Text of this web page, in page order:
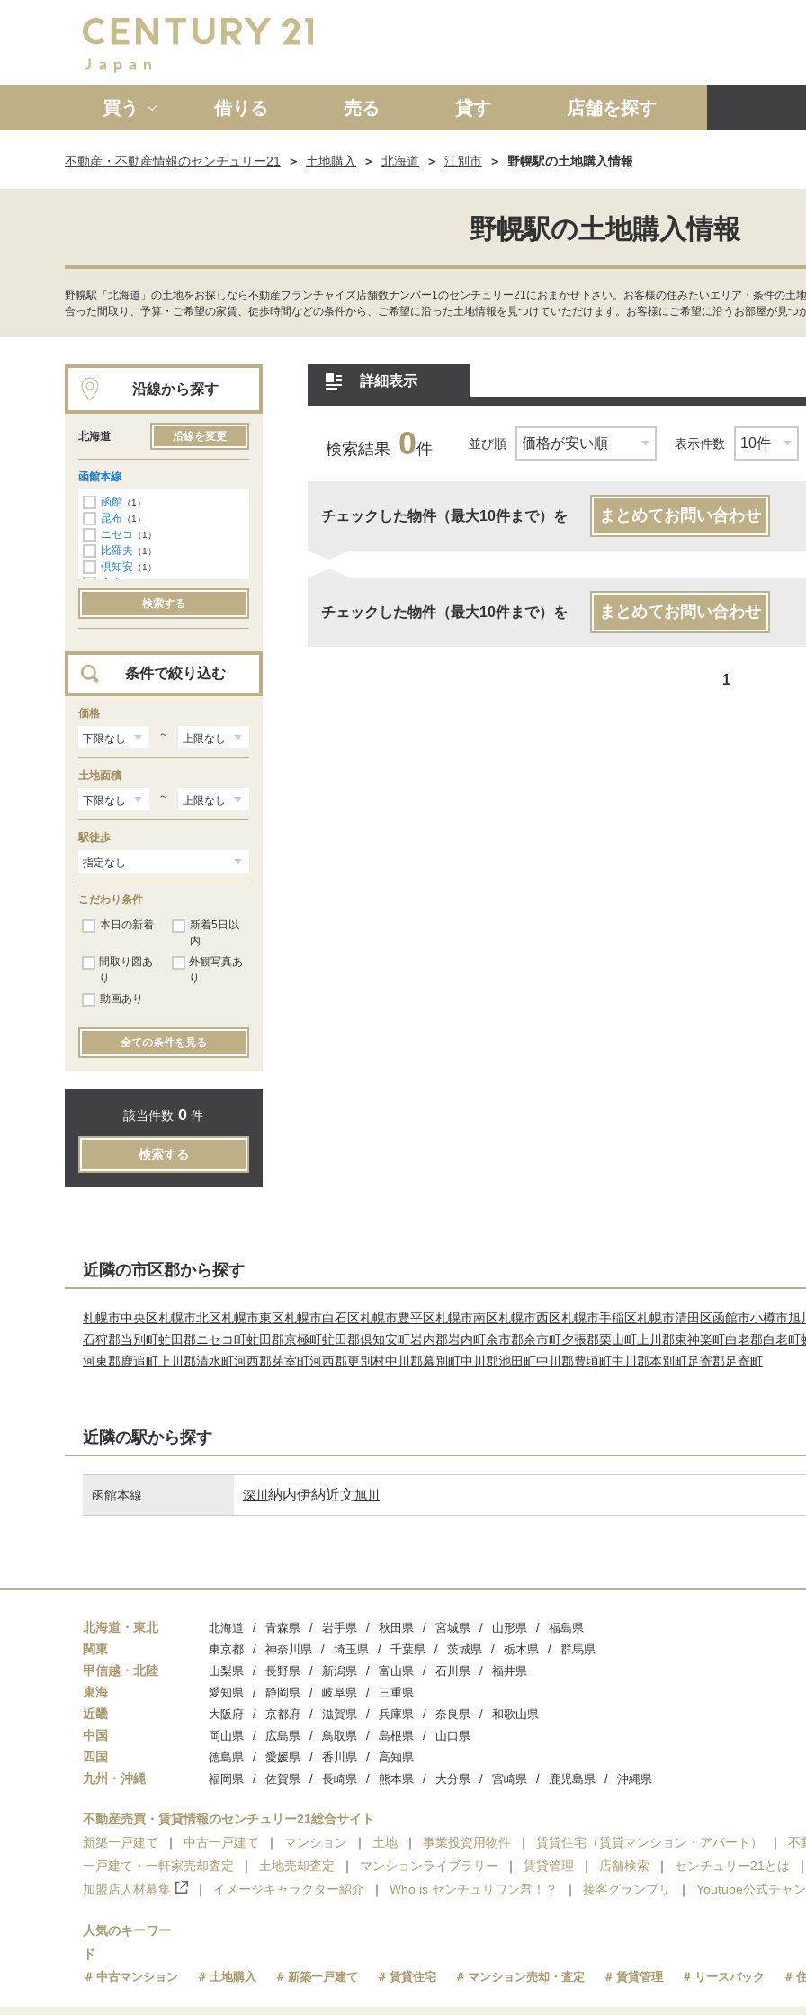
買う
新築一戸建て 中古一戸建て マンション 土地
借りる 売る 貸す 店舗を探す
不動産・不動産情報のセンチュリー21 土地購入 北海道 江別市 野幌駅の土地購入情報
野幌駅の土地購入情報
野幌駅「北海道」の土地をお探しなら不動産フランチャイズ店舗数ナンバー1のセンチュリー21におまかせ下さい。お客様の住みたいエリア・条件の
合った間取り、予算・ご希望の家賃、徒歩時間などの条件から、ご希望に沿った土地情報を見つけていただけます。お客様にご希望に沿うお部屋が見
詳細表示
検索結果 0件 並び順 表示件数
チェックした物件（最大10件まで）を まとめてお問い合わせ
チェックした物件（最大10件まで）を まとめてお問い合わせ
1
沿線から探す
北海道 沿線を変更
函館本線
函館 （1）
昆布 （1）
ニセコ （1）
比羅夫 （1）
倶知安 （1）
余市
（4）
南小樽（3）
小樽築港（6）
（3）
ほしみ（2）
星置（2）
稲積公園（2）
発寒中央
琴似（4）
桑園
札幌
白石（2）
岩見沢
近文
旭川（8）
検索する
条件で絞り込む
価格
～
土地面積
～
駅徒歩
こだわり条件
本日の新着
新着5日以
内
間取り図あ
り
外観写真あ
り
動画あり
全ての条件を見る
該当件数 0 件
検索する
近隣の市区郡から探す
札幌市中央区札幌市北区札幌市東区札幌市白石区札幌市豊平区札幌市南区札幌市西区札幌市手稲区札幌市清田区函館市小樽市旭
石狩郡当別町虻田郡ニセコ町虻田郡京極町虻田郡倶知安町岩内郡岩内町余市郡余市町夕張郡栗山町 上川郡東神楽町白老郡白老町
河東郡鹿追町 上川郡清水町河西郡芽室町河西郡更別村中川郡幕別町中川郡池田町中川郡豊頃町中川郡本別町足寄郡足寄町
近隣の駅から探す
函館本線 深川 納内伊納近文旭川
北海道・東北 北海道 青森県 岩手県 秋田県 宮城県 山形県 福島県
関東 東京都 神奈川県 埼玉県 千葉県 茨城県 栃木県 群馬県
甲信越・北陸 山梨県 長野県 新潟県 富山県 石川県 福井県
東海 愛知県 静岡県 岐阜県 三重県
近畿 大阪府 京都府 滋賀県 兵庫県 奈良県 和歌山県
中国 岡山県 広島県 鳥取県 島根県 山口県
四国 徳島県 愛媛県 香川県 高知県
九州・沖縄 福岡県 佐賀県 長崎県 熊本県 大分県 宮崎県 鹿児島県 沖縄県
不動産売買・賃貸情報のセンチュリー21総合サイト
新築一戸建て
中古一戸建て マンション 土地 事業投資用物件 賃貸住宅（賃貸マンション・アパート）
不
一戸建て・一軒家売却査定
土地売却査定 マンションライブラリー 賃貸管理 店舗検索
センチュリー21とは
加盟店人材募集
イメージキャラクター紹介 Who is センチュリワン君！？ 接客グランプリ Youtube公式チャ
人気のキーワー
ド
中古マンション 土地購入 新築一戸建て 賃貸住宅 マンション売却・査定 賃貸管理 リースバック